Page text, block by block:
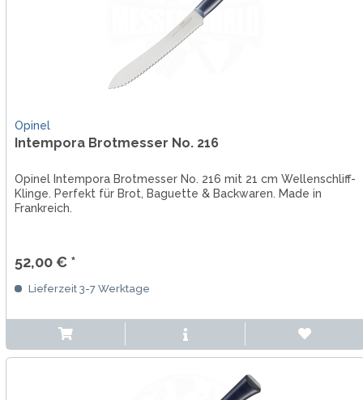
Opinel
Intempora Brotmesser No. 216
Opinel Intempora Brotmesser No. 216 mit 21 cm Wellenschliff-
Klinge. Perfekt für Brot, Baguette & Backwaren. Made in
Frankreich.
52,00 € *
Lieferzeit 3-7 Werktage